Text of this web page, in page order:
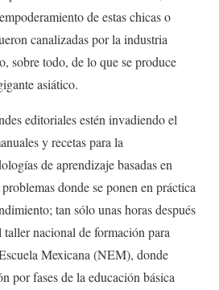
de estas chicas o
canalizadas por la industria
sobre todo, de lo que se produce
asiático.
editoriales estén invadiendo el
y recetas para la
de aprendizaje basadas en
donde se ponen en práctica
tan sólo unas horas después
nacional de formación para
Mexicana (NEM), donde
por fases de la educación básica